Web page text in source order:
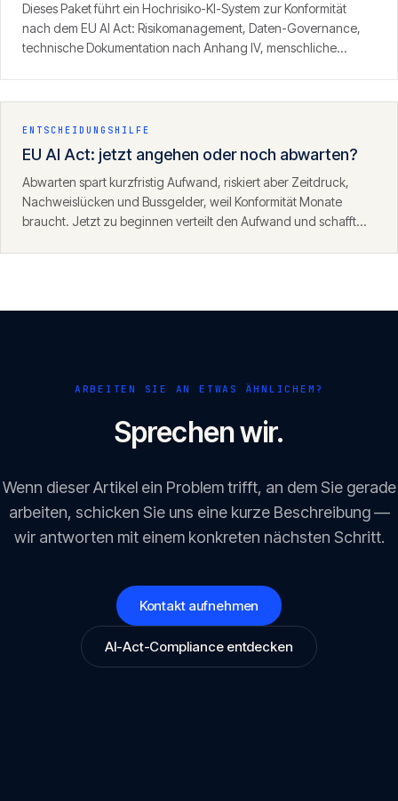
Dieses Paket führt ein Hochrisiko-KI-System zur Konformität
nach dem EU AI Act: Risikomanagement, Daten-Governance,
technische Dokumentation nach Anhang IV, menschliche
ENTSCHEIDUNGSHILFE
EU AI Act: jetzt angehen oder noch abwarten?
Abwarten spart kurzfristig Aufwand, riskiert aber Zeitdruck,
Nachweislücken und Bussgelder, weil Konformität Monate
braucht. Jetzt zu beginnen verteilt den Aufwand und schafft
ARBEITEN SIE AN ETWAS ÄHNLICHEM?
Sprechen wir.
Wenn dieser Artikel ein Problem trifft, an dem Sie gerade
arbeiten, schicken Sie uns eine kurze Beschreibung —
wir antworten mit einem konkreten nächsten Schritt.
Kontakt aufnehmen
AI-Act-Compliance entdecken